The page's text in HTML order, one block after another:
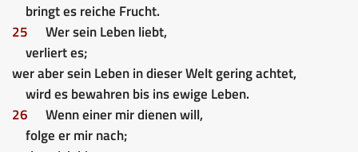
bringt es reiche Frucht.
25
Wer sein Leben liebt,
verliert es;
wer aber sein Leben in dieser Welt gering achtet,
wird es bewahren bis ins ewige Leben.
26
Wenn einer mir dienen will,
folge er mir nach;